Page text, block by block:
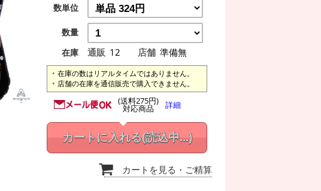
数単位
数量
在庫
通販 12 店舗 準備無
在庫の数はリアルタイムではありません。
店舗の在庫を通信販売で購入できません。
(送料275円)
対応商品 詳細
カートに入れる(読込中...)
カートを見る ・ご精算